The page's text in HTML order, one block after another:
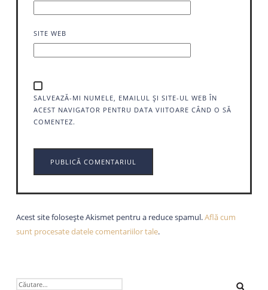
SITE WEB
SALVEAZĂ-MI NUMELE, EMAILUL ȘI SITE-UL WEB ÎN
ACEST NAVIGATOR PENTRU DATA VIITOARE CÂND O SĂ
COMENTEZ.
Acest site folosește Akismet pentru a reduce spamul.Află cum
sunt procesate datele comentariilor tale.
CAUTĂ